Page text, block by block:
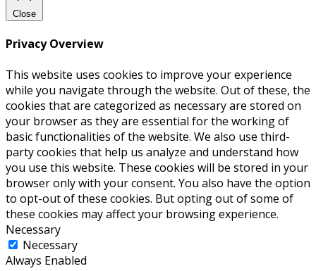
Close
Privacy Overview
This website uses cookies to improve your experience
while you navigate through the website. Out of these, the
cookies that are categorized as necessary are stored on
your browser as they are essential for the working of
basic functionalities of the website. We also use third-
party cookies that help us analyze and understand how
you use this website. These cookies will be stored in your
browser only with your consent. You also have the option
to opt-out of these cookies. But opting out of some of
these cookies may affect your browsing experience.
Necessary
Necessary
Always Enabled